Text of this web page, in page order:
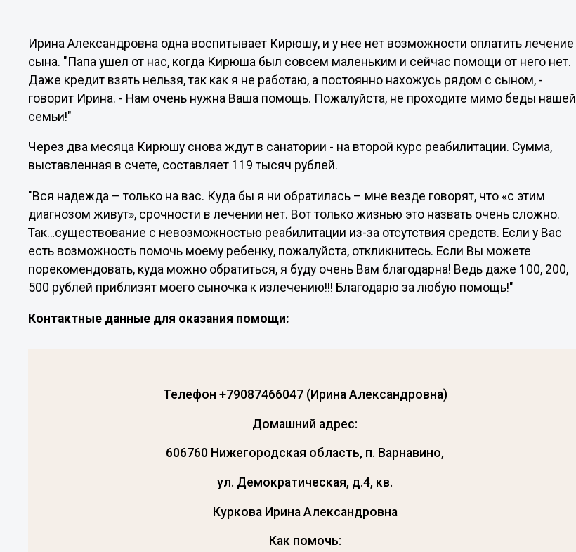
Ирина Александровна одна воспитывает Кирюшу, и у нее нет возможности оплатить лечение
сына. "Папа ушел от нас, когда Кирюша был совсем маленьким и сейчас помощи от него нет.
Даже кредит взять нельзя, так как я не работаю, а постоянно нахожусь рядом с сыном, -
говорит Ирина. - Нам очень нужна Ваша помощь. Пожалуйста, не проходите мимо беды нашей
семьи!"
Через два месяца Кирюшу снова ждут в санатории - на второй курс реабилитации. Сумма,
выставленная в счете, составляет 119 тысяч рублей.
"Вся надежда – только на вас. Куда бы я ни обратилась – мне везде говорят, что «с этим
диагнозом живут», срочности в лечении нет. Вот только жизнью это назвать очень сложно.
Так…существование с невозможностью реабилитации из-за отсутствия средств. Если у Вас
есть возможность помочь моему ребенку, пожалуйста, откликнитесь. Если Вы можете
порекомендовать, куда можно обратиться, я буду очень Вам благодарна! Ведь даже 100, 200,
500 рублей приблизят моего сыночка к излечению!!! Благодарю за любую помощь!"
Контактные данные для оказания помощи:
Телефон +79087466047 (Ирина Александровна)
Домашний адрес:
606760 Нижегородская область, п. Варнавино,
ул. Демократическая, д.4, кв.
Куркова Ирина Александровна
Как помочь: